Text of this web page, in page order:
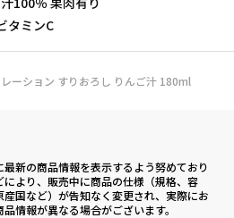
タミンC
ーション すりおろし りんご汁 180ml
新の商品情報を表示するよう努めており
より、販売中に商品の仕様（規格、容
国など）が告知なく変更され、実際にお
情報が異なる場合がございます。